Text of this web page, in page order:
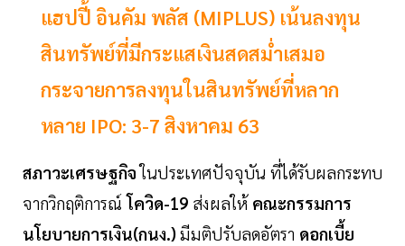
แฮปปี้ อินคัม พลัส (MIPLUS) เน้นลงทุน
สินทรัพย์ที่มีกระแสเงินสดสม่ำเสมอ
กระจายการลงทุนในสินทรัพย์ที่หลาก
หลาย IPO: 3-7 สิงหาคม 63
สภาวะเศรษฐกิจในประเทศปัจจุบัน ที่ได้รับผลกระทบ
จากวิกฤติการณ์โควิด-19 ส่งผลให้ คณะกรรมการ
นโยบายการเงิน(กนง.) มีมติปรับลดอัตรา ดอกเบี้ย